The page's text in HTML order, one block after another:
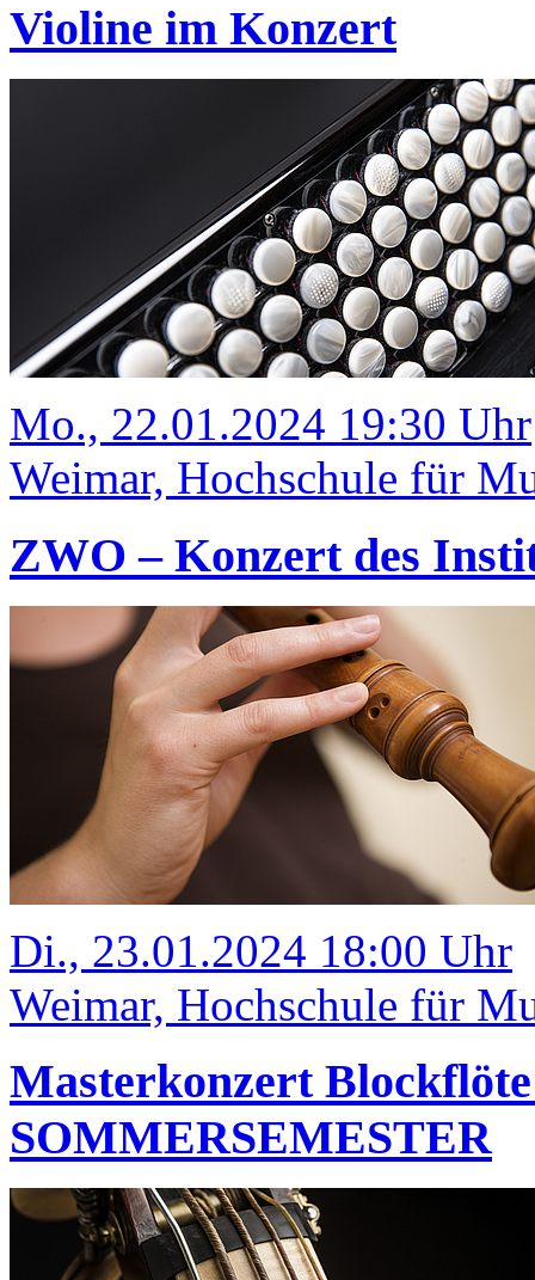
Violine im Konzert
Mo., 22.01.2024 19:30 Uhr
Weimar, Hochschule für
ZWO – Konzert des
Di., 23.01.2024 18:00 Uhr
Weimar, Hochschule für
Masterkonzert
SOMMERSEMESTER